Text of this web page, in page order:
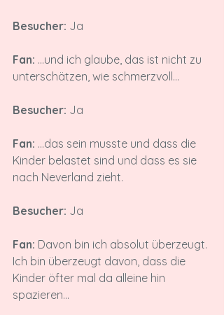
Besucher: Ja
Fan: ...und ich glaube, das ist nicht zu
unterschätzen, wie schmerzvoll...
Besucher: Ja
Fan: ...das sein musste und dass die
Kinder belastet sind und dass es sie
nach Neverland zieht.
Besucher: Ja
Fan: Davon bin ich absolut überzeugt.
Ich bin überzeugt davon, dass die
Kinder öfter mal da alleine hin
spazieren...